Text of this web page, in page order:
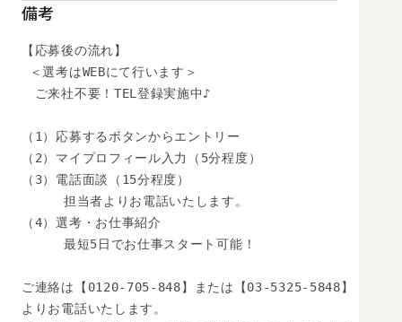
備考
【応募後の流れ】
＜選考はWEBにて行います＞
ご来社不要！TEL登録実施中♪
（1）応募するボタンからエントリー
（2）マイプロフィール入力（5分程度）
（3）電話面談（15分程度）
担当者よりお電話いたします。
（4）選考・お仕事紹介
最短5日でお仕事スタート可能！
ご連絡は【0120-705-848】または【03-5325-5848】
よりお電話いたします。